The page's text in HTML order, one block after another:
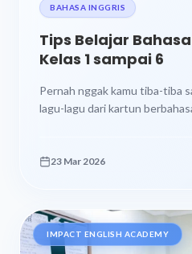
BAHASA INGGRIS
Tips Belajar
Kelas 1 sampai 6
Pernah nggak kamu tiba-tiba
lagu-lagu dari kartun
23 Mar 2026
IMPACT ENGLISH ACADEMY